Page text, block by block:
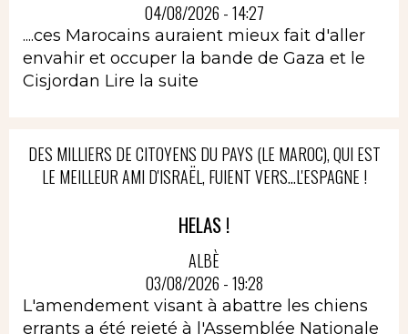
04/08/2026 - 14:27
....ces Marocains auraient mieux fait d'aller
envahir et occuper la bande de Gaza et le
Cisjordan Lire la suite
DES MILLIERS DE CITOYENS DU PAYS (LE MAROC), QUI EST
LE MEILLEUR AMI D'ISRAËL, FUIENT VERS...L'ESPAGNE !
HELAS !
ALBÈ
03/08/2026 - 19:28
L'amendement visant à abattre les chiens
errants a été rejeté à l'Assemblée Nationale